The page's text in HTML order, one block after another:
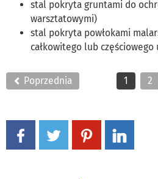
stal pokryta gruntami do
warsztatowymi)
stal pokryta powłokami
całkowitego lub częściowego
Poprzednia 1 2